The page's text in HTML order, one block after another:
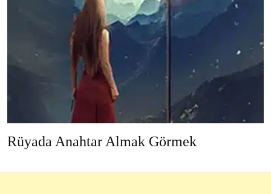
Rüyada Anahtar Almak Görmek